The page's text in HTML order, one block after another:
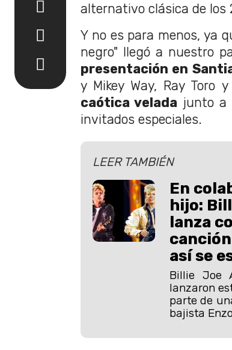
alternativo clásica de los
Y no es para menos, ya
negro" llegó a nuestro
presentación en
y Mikey Way, Ray Toro
caótica velada junto a
invitados especiales.
LEER TAMBIÉN
En
hijo:
lanza
así se
Billie Joe
lanzaron
parte de
bajista